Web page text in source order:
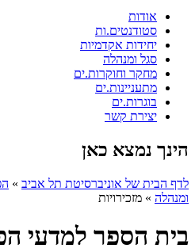
אודות
סטודנטים.ות
יחידות אקדמיות
סגל ומנהלה
מחקר וחוקרות.ים
מתעניינות.ים
בוגרות.ים
יצירת קשר
הינך נמצא כאן
לדף הבית של אוניברסיטת תל אביב »
ומנהלה » מזכירויות
בית הספר למדעי